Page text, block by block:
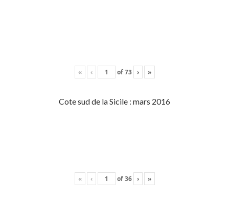
« ‹ of73 › »
Cote sud de la Sicile : mars 2016
« ‹ of36 › »